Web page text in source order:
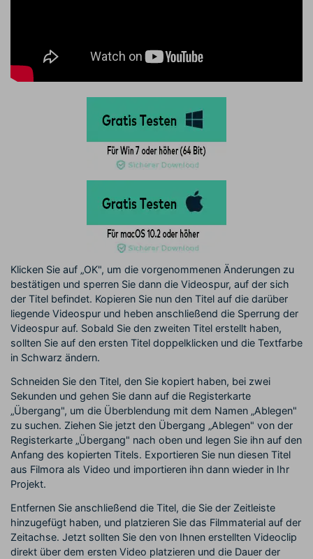
Klicken Sie auf „OK", um die vorgenommenen Änderungen zu
bestätigen und sperren Sie dann die Videospur, auf der sich
der Titel befindet. Kopieren Sie nun den Titel auf die darüber
liegende Videospur und heben anschließend die Sperrung der
Videospur auf. Sobald Sie den zweiten Titel erstellt haben,
sollten Sie auf den ersten Titel doppelklicken und die Textfarbe
in Schwarz ändern.
Schneiden Sie den Titel, den Sie kopiert haben, bei zwei
Sekunden und gehen Sie dann auf die Registerkarte
„Übergang", um die Überblendung mit dem Namen „Ablegen"
zu suchen. Ziehen Sie jetzt den Übergang „Ablegen" von der
Registerkarte „Übergang" nach oben und legen Sie ihn auf den
Anfang des kopierten Titels. Exportieren Sie nun diesen Titel
aus Filmora als Video und importieren ihn dann wieder in Ihr
Projekt.
Entfernen Sie anschließend die Titel, die Sie der Zeitleiste
hinzugefügt haben, und platzieren Sie das Filmmaterial auf der
Zeitachse. Jetzt sollten Sie den von Ihnen erstellten Videoclip
direkt über dem ersten Video platzieren und die Dauer der